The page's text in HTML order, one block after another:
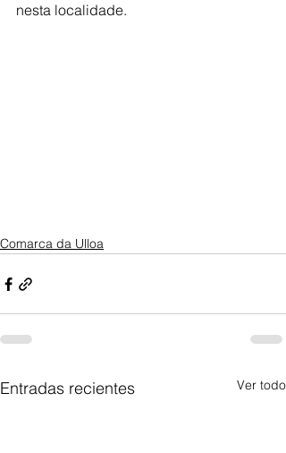
nesta localidade.
Comarca da Ulloa
Entradas recientes Ver todo